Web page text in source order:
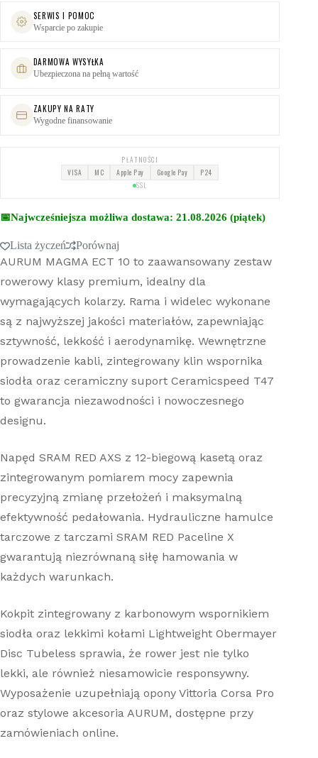
SERWIS I POMOC
Wsparcie po zakupie
DARMOWA WYSYŁKA
Ubezpieczona na pełną wartość
ZAKUPY NA RATY
Wygodne finansowanie
PŁATNOŚCI
VISA
MC Apple Pay Google Pay
P24
SSL
📅Najwcześniejsza możliwa dostawa: 21.08.2026 (piątek)
Lista życzeń Porównaj
AURUM MAGMA ECT 10 to zaawansowany zestaw
rowerowy klasy premium, idealny dla
wymagających kolarzy. Rama i widelec wykonane
są z najwyższej jakości materiałów, zapewniając
sztywność, lekkość i aerodynamikę. Wewnętrzne
prowadzenie kabli, zintegrowany klin wspornika
siodła oraz ceramiczny suport Ceramicspeed T47
to gwarancja niezawodności i nowoczesnego
designu.
Napęd SRAM RED AXS z 12-biegową kasetą oraz
zintegrowanym pomiarem mocy zapewnia
precyzyjną zmianę przełożeń i maksymalną
efektywność pedałowania. Hydrauliczne hamulce
tarczowe z tarczami SRAM RED Paceline X
gwarantują niezrównaną siłę hamowania w
każdych warunkach.
Kokpit zintegrowany z karbonowym wspornikiem
siodła oraz lekkimi kołami Lightweight Obermayer
Disc Tubeless sprawia, że rower jest nie tylko
lekki, ale również niesamowicie responsywny.
Wyposażenie uzupełniają opony Vittoria Corsa Pro
oraz stylowe akcesoria AURUM, dostępne przy
zamówieniach online.